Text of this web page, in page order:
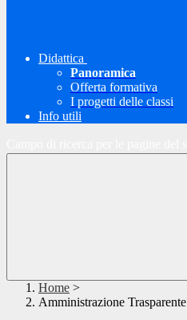
Didattica
Panoramica
Offerta formativa
I progetti delle classi
Info utili
Home >
Amministrazione Trasparente